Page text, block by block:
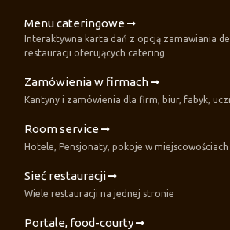
Menu cateringowe
Interaktywna karta dań z opcją zamawiania
restauracji oferujących catering
Zamówienia w firmach
Kantyny i zamówienia dla firm, biur, fabyk,
Room service
Hotele, Pensjonaty, pokoje w
Sieć restauracji
Wiele restauracji na jednej stronie
Portale, food-courty